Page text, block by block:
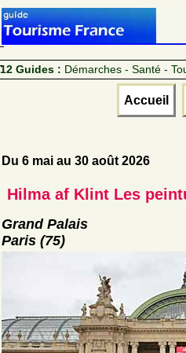
12 Guides : Démarches - Santé -
Accueil
Du 6 mai au 30 août 2026
Hilma af Klint Les
Grand Palais
Paris (75)